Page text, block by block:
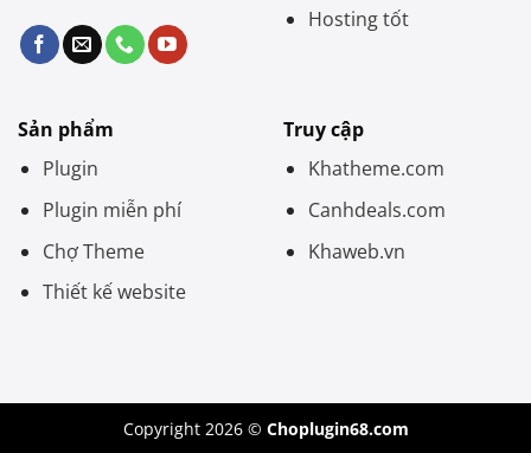
Hosting tốt
Sản phẩm
Plugin
Plugin miễn phí
Chợ Theme
Thiết kế website
Truy cập
Khatheme.com
Canhdeals.com
Khaweb.vn
Copyright 2026 © Choplugin68.com